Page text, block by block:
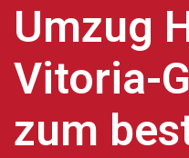
Umzug
Vitoria-
zum